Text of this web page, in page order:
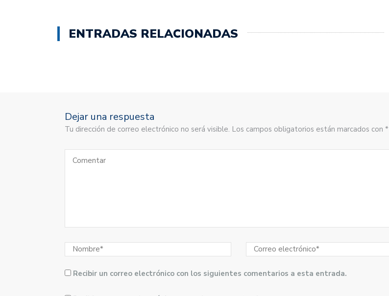
ENTRADAS RELACIONADAS
Dejar una respuesta
Tu dirección de correo electrónico no será visible. Los campos obligatorios están marcados con *
Recibir un correo electrónico con los siguientes comentarios a esta entrada.